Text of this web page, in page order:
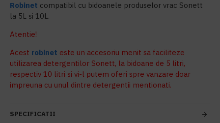
Robinet compatibil cu bidoanele produselor vrac Sonett
la 5L si 10L.
Atentie!
Acest robinet este un accesoriu menit sa faciliteze
utilizarea detergentilor Sonett, la bidoane de 5 litri,
respectiv 10 litri si vi-l putem oferi spre vanzare doar
impreuna cu unul dintre detergentii mentionati.
SPECIFICATII